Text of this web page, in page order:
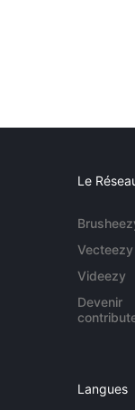
Le
Vecteezy
Videezy
Devenir
Langues